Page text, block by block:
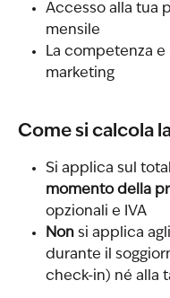
Accesso alla tua
mensile
La competenza
marketing
Come si calcola
Si applica sul
momento della
opzionali e IVA
Non si applica
durante il
check-in) né alla